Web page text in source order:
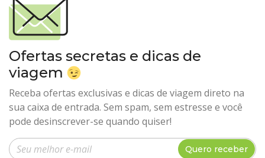
Ofertas secretas e dicas de
viagem
Receba ofertas exclusivas e dicas de viagem direto na
sua caixa de entrada. Sem spam, sem estresse e você
pode desinscrever-se quando quiser!
Insira seu e-mail
Quero receber